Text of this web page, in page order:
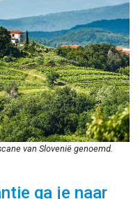
van Slovenië genoemd.
ga je naar